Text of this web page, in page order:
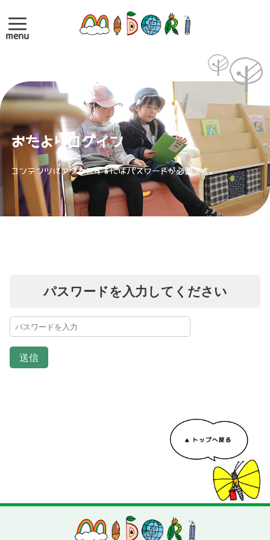
menu
おたよりログイン
コンテンツにアクセスするにはパスワードが必要です。
パスワードを入力してください
送信